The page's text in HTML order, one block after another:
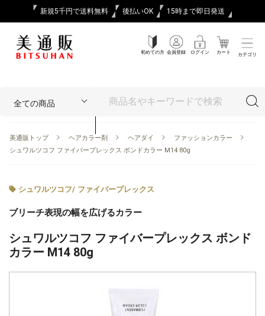
新規5千円で送料無料 後払いOK 15時まで即日発送
初めての方 会員登録 ログイン カート カテゴリ
美通販トップ ヘアカラー剤 ヘアダイ
ファッションカラー
シュワルツコフ ファイバープレックス ボンドカラー M14 80g
シュワルツコフ/ ファイバープレックス
ブリーチ表現の幅を広げるカラー
シュワルツコフ ファイバープレックス ボンド
カラー M14 80g